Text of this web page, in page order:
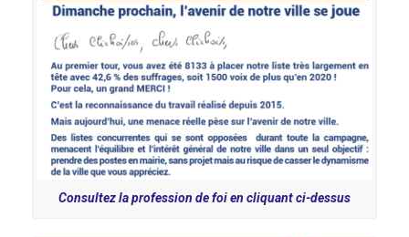
Consultez la profession de foi en cliquant ci-dessus